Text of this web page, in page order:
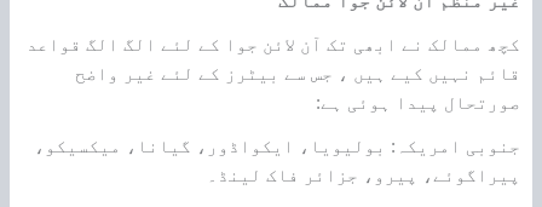
کچھ ممالک نے ابھی تک آن لائن جوا کے لئے الگ الگ قواعد
قائم نہیں کیے ہیں ، جس سے بیٹرز کے لئے غیر واضح
صورتحال پیدا ہوئی ہے:
جنوبی امریکہ: بولیویا، ایکواڈور، گیانا، میکسیکو،
پیراگوئے، پیرو، جزائر فاک لینڈ۔